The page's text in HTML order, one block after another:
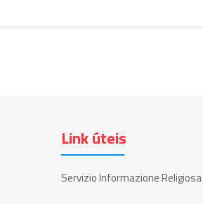
Link úteis
Servizio Informazione Religiosa